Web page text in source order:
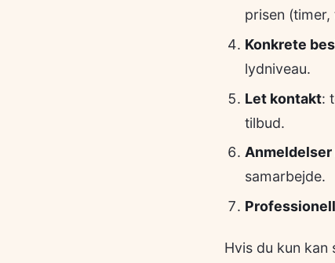
prisen
Konkrete
lydniveau.
Let kontakt:
tilbud.
Anmeldelser
samarbejde.
Hvis du kun kan